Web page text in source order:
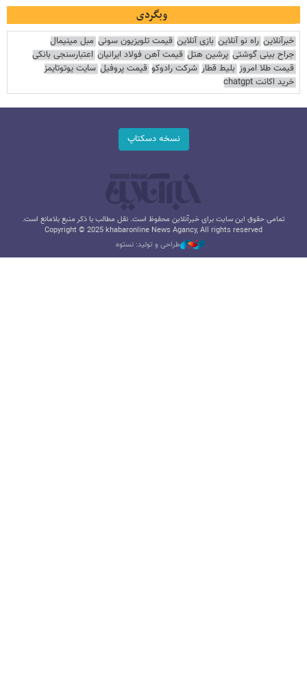
وبگردی
خبرآنلاین راه نو آنلاین بازی آنلاین قیمت تلویزیون سونی مبل مینیمال
جراح بینی گوشتی پرشین هتل قیمت آهن فولاد ایرانیان اعتبارسنجی بانکی
قیمت طلا امروز بلیط قطار شرکت رادوکو قیمت پروفیل سایت یوتوتایمز
خرید اکانت chatgpt
نسخه دسکتاپ
تمامی حقوق این سایت برای خبرآنلاین محفوظ است. نقل مطالب با ذکر منبع بلامانع است.
Copyright © 2025 khabaronline News Agancy, All rights reserved
طراحی و تولید: نستوه